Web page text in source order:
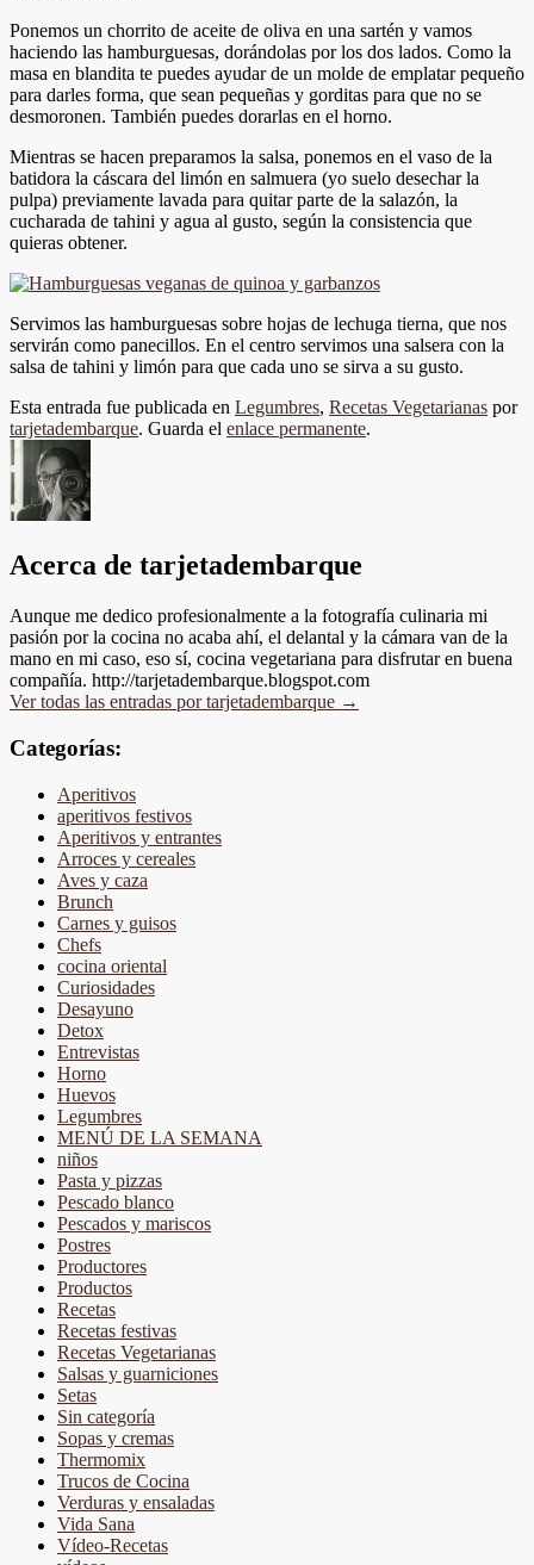
Ponemos un chorrito de aceite de oliva en una sartén y vamos
haciendo las hamburguesas, dorándolas por los dos lados. Como la
masa en blandita te puedes ayudar de un molde de emplatar pequeño
para darles forma, que sean pequeñas y gorditas para que no se
desmoronen. También puedes dorarlas en el horno.
Mientras se hacen preparamos la salsa, ponemos en el vaso de la
batidora la cáscara del limón en salmuera (yo suelo desechar la
pulpa) previamente lavada para quitar parte de la salazón, la
cucharada de tahini y agua al gusto, según la consistencia que
quieras obtener.
Servimos las hamburguesas sobre hojas de lechuga tierna, que nos
servirán como panecillos. En el centro servimos una salsera con la
salsa de tahini y limón para que cada uno se sirva a su gusto.
Esta entrada fue publicada en Legumbres, Recetas Vegetarianas por
tarjetadembarque. Guarda el enlace permanente.
Acerca de tarjetadembarque
Aunque me dedico profesionalmente a la fotografía culinaria mi
pasión por la cocina no acaba ahí, el delantal y la cámara van de la
mano en mi caso, eso sí, cocina vegetariana para disfrutar en buena
compañía. http://tarjetadembarque.blogspot.com
Ver todas las entradas por tarjetadembarque →
Categorías:
Aperitivos
aperitivos festivos
Aperitivos y entrantes
Arroces y cereales
Aves y caza
Brunch
Carnes y guisos
Chefs
cocina oriental
Curiosidades
Desayuno
Detox
Entrevistas
Horno
Huevos
Legumbres
MENÚ DE LA SEMANA
niños
Pasta y pizzas
Pescado blanco
Pescados y mariscos
Postres
Productores
Productos
Recetas
Recetas festivas
Recetas Vegetarianas
Salsas y guarniciones
Setas
Sin categoría
Sopas y cremas
Thermomix
Trucos de Cocina
Verduras y ensaladas
Vida Sana
Vídeo-Recetas